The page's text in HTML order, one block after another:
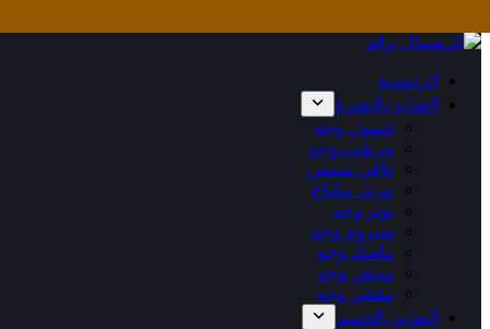
إلى
الرئيسية
العناية بالبشرة
غسول وجة
مرطب وجه
واقي شمس
مزيل مكياج
تونر وجه
سيروم وجه
ماسك وجه
مبيض وجه
مقشر وجه
العناية بالجسم